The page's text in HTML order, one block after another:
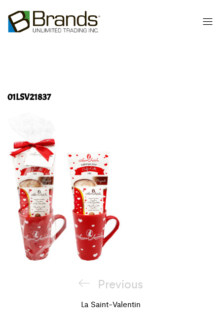
01LSV21837
NavigationPrevious
Post
Previous
La Saint-Valentin